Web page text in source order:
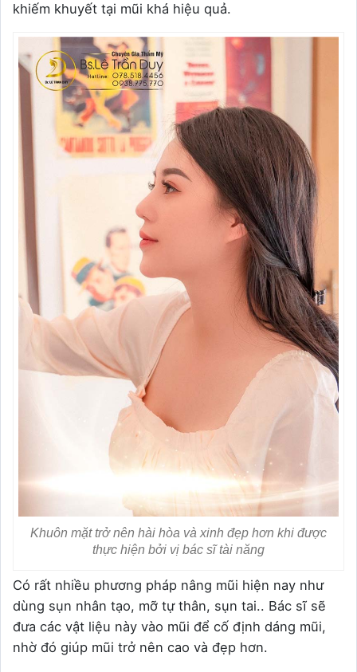
khiếm khuyết tại mũi khá hiệu quả.
Khuôn mặt trở nên hài hòa và xinh đẹp hơn khi được
thực hiện bởi vị bác sĩ tài năng
Có rất nhiều phương pháp nâng mũi hiện nay như
dùng sụn nhân tạo, mỡ tự thân, sụn tai.. Bác sĩ sẽ
đưa các vật liệu này vào mũi để cố định dáng mũi,
nhờ đó giúp mũi trở nên cao và đẹp hơn.